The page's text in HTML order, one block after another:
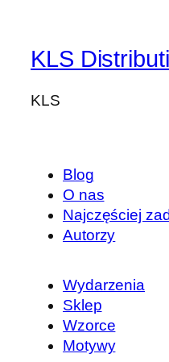
KLS
KLS
Blog
O nas
Najczęściej
Autorzy
Wydarzenia
Sklep
Wzorce
Motywy